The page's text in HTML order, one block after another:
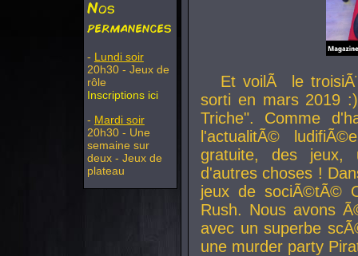
Nos
permanences
- Lundi soir
20h30 - Jeux de
rôle
Inscriptions ici
- Mardi soir
20h30 - Une
semaine sur
deux - Jeux de
plateau
Et voilÃ le
sorti en mars 2019
Triche". Comme
l'actualitÃ©
gratuite, des jeux,
d'autres choses !
jeux de sociÃ©tÃ©
Rush. Nous avons
avec un superbe
une murder party